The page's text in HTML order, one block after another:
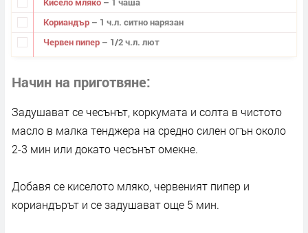
Кориандър – 1 ч.л. ситно нарязан
Червен пипер – 1/2 ч.л. лют
Начин на приготвяне
Задушават се чесънът, коркумата и солта в чистото
масло в малка тенджера на средно силен огън около
2-3 мин или докато чесънът омекне.
Добавя се киселото мляко, червеният пипер и
кориандърът и се задушават още 5 мин.